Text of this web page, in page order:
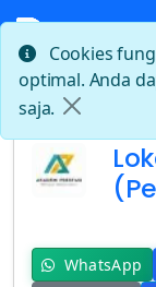
Beranda
WhatsApp
Cookies
optimal. Anda
saja.